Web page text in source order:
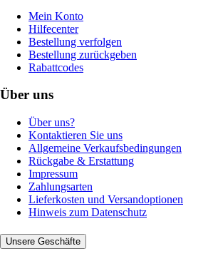
Mein Konto
Hilfecenter
Bestellung verfolgen
Bestellung zurückgeben
Rabattcodes
Über uns
Über uns?
Kontaktieren Sie uns
Allgemeine Verkaufsbedingungen
Rückgabe & Erstattung
Impressum
Zahlungsarten
Lieferkosten und Versandoptionen
Hinweis zum Datenschutz
Unsere Geschäfte